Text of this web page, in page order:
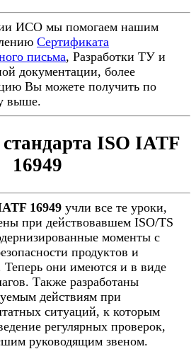
ИСО мы помогаем нашим
Сертификата
письма, Разработки ТУ и
документации, более
Вы можете получить по
выше.
ISO IATF
16949
16949 учли все те уроки,
при действовавшем ISO/TS
моменты с
продуктов и
Теперь они имеются и в виде
Также разработаны
действиям при
ситуаций, к которым
регулярных проверок,
руководящим звеном.